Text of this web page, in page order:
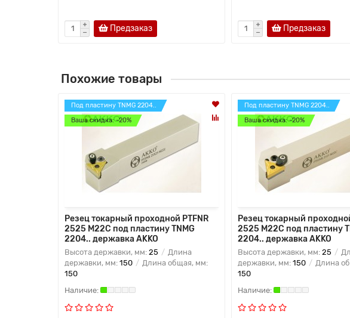
Предзаказ Предзаказ
Похожие товары
Под пластину TNMG 2204..
Ваша скидка: -20%
Резец токарный проходной PTFNR
2525 M22C под пластину TNMG
2204.. державка AKKO
Высота державки, мм: 25
Длина
державки, мм: 150
Длина общая, мм:
150
Под пластину TNMG 2204..
Ваша скидка: -20%
Резец токарный
2525 M22C под пластину
2204.. державка AKKO
Высота державки, мм: 25
державки, мм: 150
Длина
150